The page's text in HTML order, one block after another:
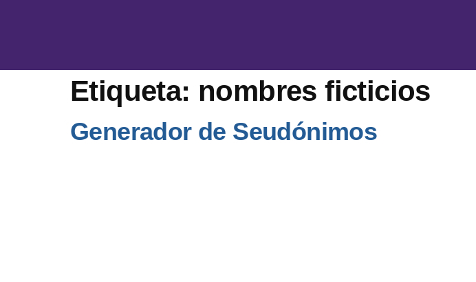
Etiqueta: nombres ficticios
Generador de Seudónimos